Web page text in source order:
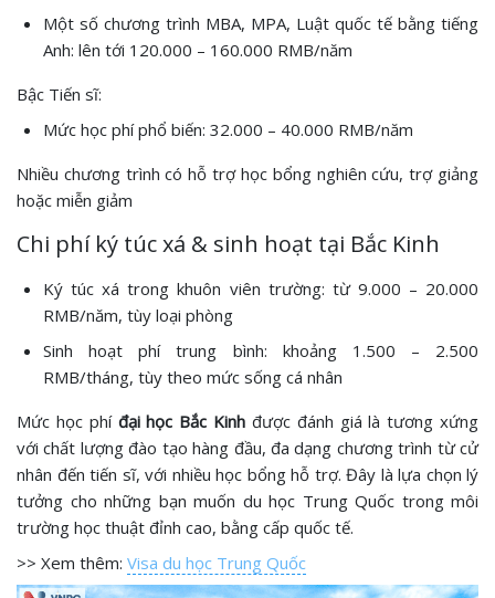
Một số chương trình MBA, MPA, Luật quốc tế bằng tiếng
Anh: lên tới 120.000 – 160.000 RMB/năm
Bậc Tiến sĩ:
Mức học phí phổ biến: 32.000 – 40.000 RMB/năm
Nhiều chương trình có hỗ trợ học bổng nghiên cứu, trợ giảng
hoặc miễn giảm
Chi phí ký túc xá & sinh hoạt tại Bắc Kinh
Ký túc xá trong khuôn viên trường: từ 9.000 – 20.000
RMB/năm, tùy loại phòng
Sinh hoạt phí trung bình: khoảng 1.500 – 2.500
RMB/tháng, tùy theo mức sống cá nhân
Mức học phí đại học Bắc Kinh được đánh giá là tương xứng
với chất lượng đào tạo hàng đầu, đa dạng chương trình từ cử
nhân đến tiến sĩ, với nhiều học bổng hỗ trợ. Đây là lựa chọn lý
tưởng cho những bạn muốn du học Trung Quốc trong môi
trường học thuật đỉnh cao, bằng cấp quốc tế.
>> Xem thêm: Visa du học Trung Quốc